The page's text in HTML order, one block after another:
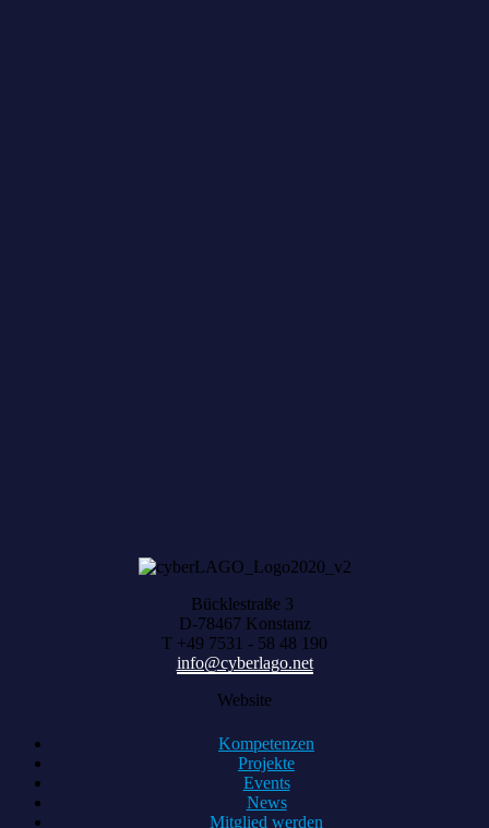
Bücklestraße 3
D-78467 Konstanz
T +49 7531 - 58 48 190
info@cyberlago.net
Website
Kompetenzen
Projekte
Events
News
Mitglied werden